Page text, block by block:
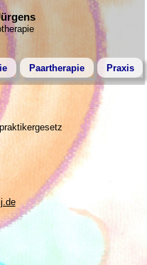
Paartherapie Praxis